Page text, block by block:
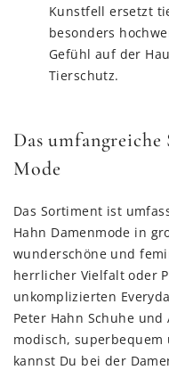
Kunstfell ersetzt
besonders
Gefühl auf der
Tierschutz.
Das
Mode
Das Sortiment ist
Hahn Damenmode in
wunderschöne und
herrlicher Vielfalt oder
unkomplizierten
Peter Hahn Schuhe
modisch,
kannst Du bei der